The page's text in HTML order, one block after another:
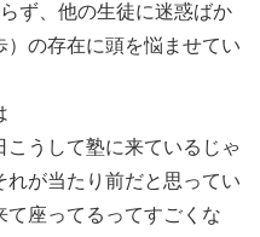
ず、他の生徒に迷惑ばか
）の存在に頭を悩ませてい
こうして塾に来ているじゃ
が当たり前だと思ってい
て座ってるってすごくな